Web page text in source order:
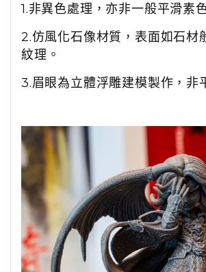
1.非異色處理，亦非一般平滑素
2.仿風化石像材質，表面如石材
紋理。
3.眉眼為立體浮雕建模製作，非